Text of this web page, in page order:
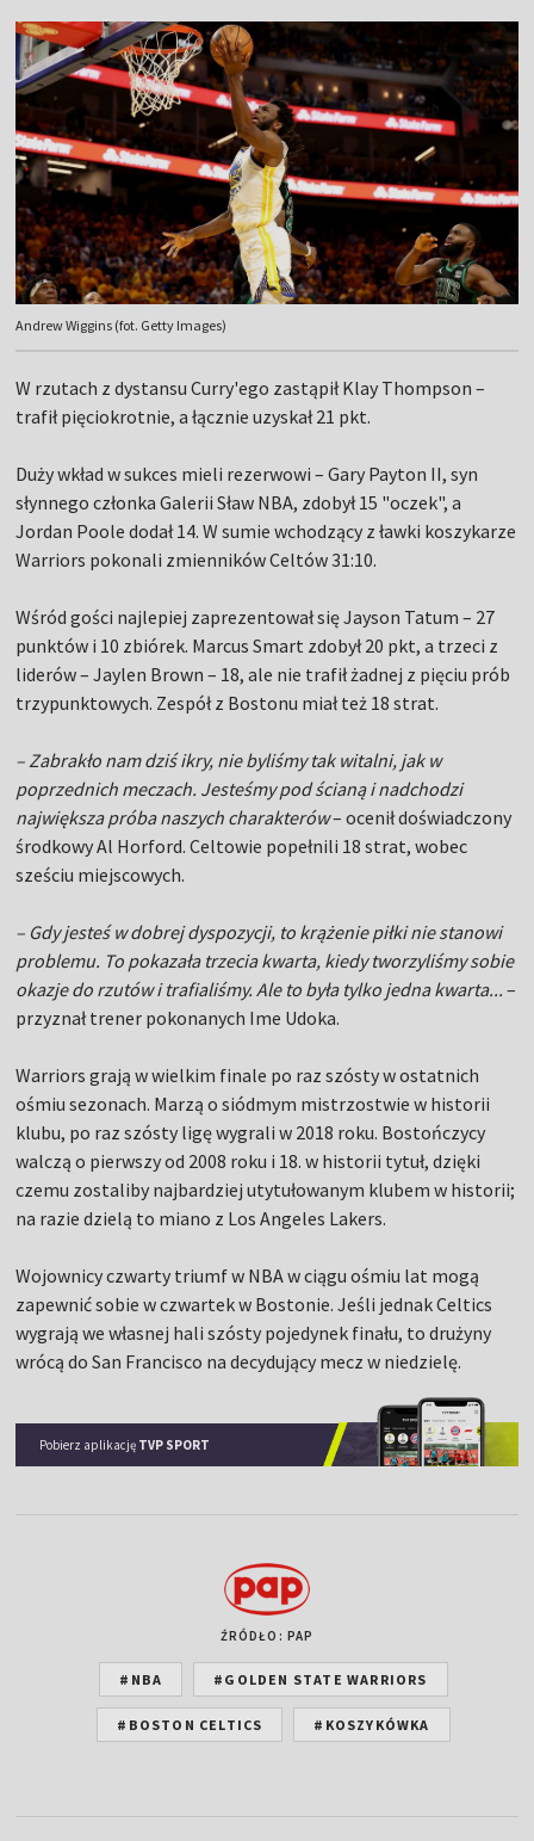
Andrew Wiggins (fot. Getty Images)
W rzutach z dystansu Curry'ego zastąpił Klay Thompson –
trafił pięciokrotnie, a łącznie uzyskał 21 pkt.
Duży wkład w sukces mieli rezerwowi – Gary Payton II, syn
słynnego członka Galerii Sław NBA, zdobył 15 "oczek", a
Jordan Poole dodał 14. W sumie wchodzący z ławki koszykarze
Warriors pokonali zmienników Celtów 31:10.
Wśród gości najlepiej zaprezentował się Jayson Tatum – 27
punktów i 10 zbiórek. Marcus Smart zdobył 20 pkt, a trzeci z
liderów – Jaylen Brown – 18, ale nie trafił żadnej z pięciu prób
trzypunktowych. Zespół z Bostonu miał też 18 strat.
– Zabrakło nam dziś ikry, nie byliśmy tak witalni, jak w
poprzednich meczach. Jesteśmy pod ścianą i nadchodzi
największa próba naszych charakterów– ocenił doświadczony
środkowy Al Horford. Celtowie popełnili 18 strat, wobec
sześciu miejscowych.
– Gdy jesteś w dobrej dyspozycji, to krążenie piłki nie stanowi
problemu. To pokazała trzecia kwarta, kiedy tworzyliśmy sobie
okazje do rzutów i trafialiśmy. Ale to była tylko jedna kwarta... –
przyznał trener pokonanych Ime Udoka.
Warriors grają w wielkim finale po raz szósty w ostatnich
ośmiu sezonach. Marzą o siódmym mistrzostwie w historii
klubu, po raz szósty ligę wygrali w 2018 roku. Bostończycy
walczą o pierwszy od 2008 roku i 18. w historii tytuł, dzięki
czemu zostaliby najbardziej utytułowanym klubem w historii;
na razie dzielą to miano z Los Angeles Lakers.
Wojownicy czwarty triumf w NBA w ciągu ośmiu lat mogą
zapewnić sobie w czwartek w Bostonie. Jeśli jednak Celtics
wygrają we własnej hali szósty pojedynek finału, to drużyny
wrócą do San Francisco na decydujący mecz w niedzielę.
Pobierz aplikację TVP SPORT
ŹRÓDŁO: PAP
#NBA #GOLDEN STATE WARRIORS
#BOSTON CELTICS #KOSZYKÓWKA